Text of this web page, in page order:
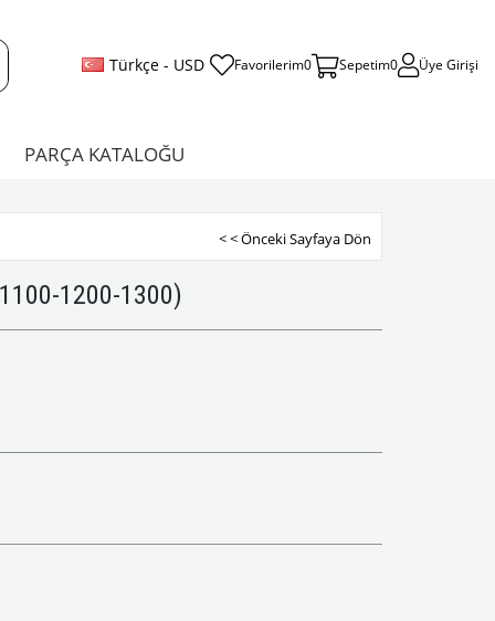
Türkçe - USD Favorilerim0 Sepetim0 Üye Girişi
PARÇA KATALOĞU
< < Önceki Sayfaya Dön
1200-1300)